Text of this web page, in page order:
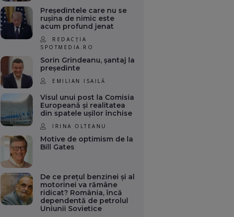
Președintele care nu se
rușina de nimic este
acum profund jenat
REDACȚIA
SPOTMEDIA.RO
Sorin Grindeanu, șantaj la
președinte
EMILIAN ISAILĂ
Visul unui post la Comisia
Europeană și realitatea
din spatele ușilor închise
IRINA OLTEANU
Motive de optimism de la
Bill Gates
De ce prețul benzinei și al
motorinei va rămâne
ridicat? România, încă
dependentă de petrolul
Uniunii Sovietice